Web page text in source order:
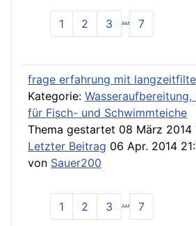
1 2 3 ... 7
frage erfahrung mit
Kategorie:
für Fisch- und Schwimmteiche
Thema gestartet 08 März 2014
Letzter Beitrag 06 Apr. 2014
von Sauer200
1 2 3 ... 7